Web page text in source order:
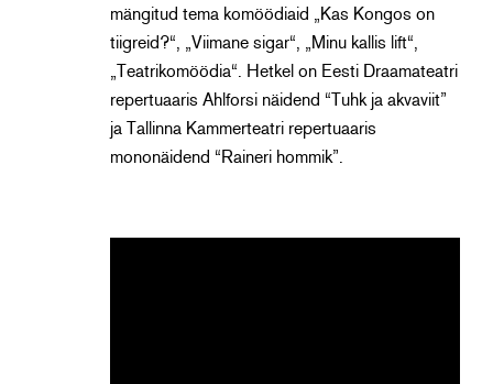
mängitud tema komöödiaid „Kas Kongos on
tiigreid?“, „Viimane sigar“, „Minu kallis lift“,
„Teatrikomöödia“. Hetkel on Eesti Draamateatri
repertuaaris Ahlforsi näidend “Tuhk ja akvaviit”
ja Tallinna Kammerteatri repertuaaris
mononäidend “Raineri hommik”.